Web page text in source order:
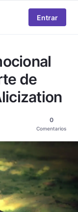
Entrar
de
0
Comentarios